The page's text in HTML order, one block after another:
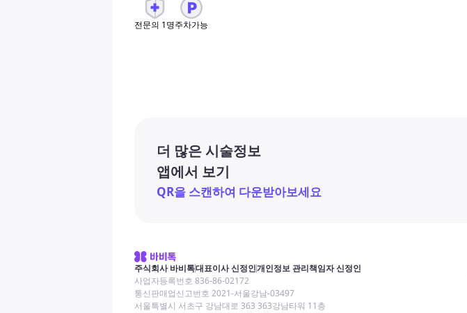
전문의 1명주차가능
더 많은 시술정보
앱에서 보기
QR을 스캔하여 다운받아보세요
주식회사 바비톡대표이사 신정인개인정보 관리책임자 신정인
사업자등록번호 836-86-02172
통신판매업신고번호 2021-서울강남-03497
서울특별시 서초구 강남대로 363 363강남타워 11층